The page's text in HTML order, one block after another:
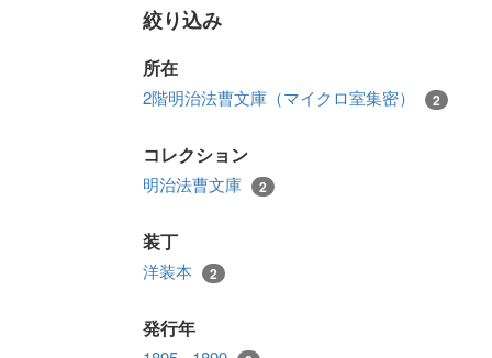
絞り込み
所在
2階明治法曹文庫（マイクロ室集密） 2
コレクション
明治法曹文庫 2
装丁
洋装本 2
発行年